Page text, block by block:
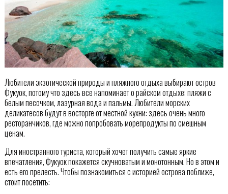
Любители экзотической природы и пляжного отдыха выбирают остров
Фукуок, потому что здесь все напоминает о райском отдыхе: пляжи с
белым песочком, лазурная вода и пальмы. Любители морских
деликатесов будут в восторге от местной кухни: здесь очень много
ресторанчиков, где можно попробовать морепродукты по смешным
ценам.
Для иностранного туриста, который хочет получить самые яркие
впечатления, Фукуок покажется скучноватым и монотонным. Но в этом и
есть его прелесть. Чтобы познакомиться с историей острова поближе,
стоит посетить: